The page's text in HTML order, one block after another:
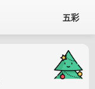
五彩